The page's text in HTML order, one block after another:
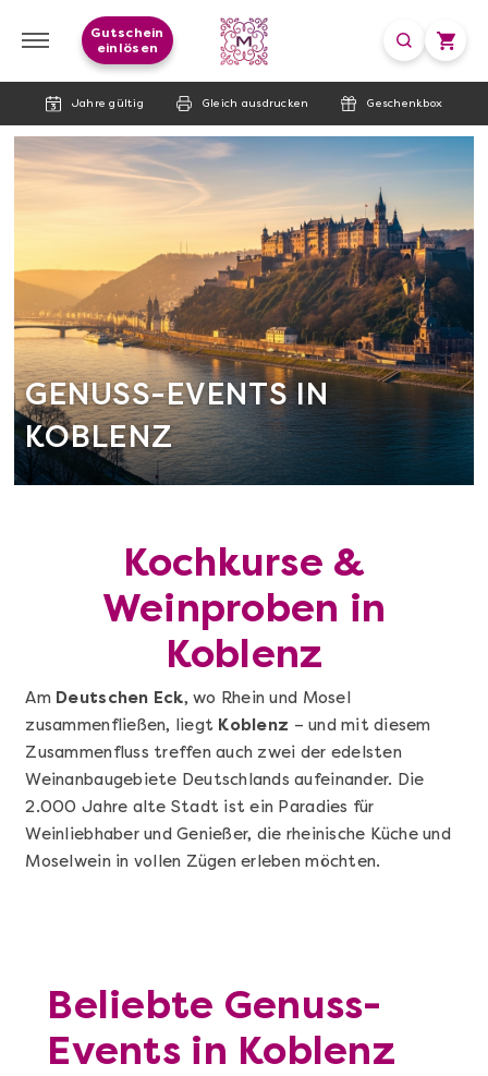
Jahre gültig Gleich ausdrucken Geschenkbox
Gutschein
einlösen
GENUSS-EVENTS IN
KOBLENZ
Kochkurse &
Weinproben in
Koblenz
Am Deutschen Eck, wo Rhein und Mosel
zusammenfließen, liegt Koblenz – und mit diesem
Zusammenfluss treffen auch zwei der edelsten
Weinanbaugebiete Deutschlands aufeinander. Die
2.000 Jahre alte Stadt ist ein Paradies für
Weinliebhaber und Genießer, die rheinische Küche und
Moselwein in vollen Zügen erleben möchten.
Beliebte Genuss-
Events in Koblenz